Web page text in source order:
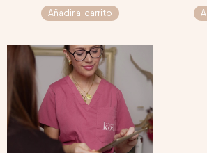
Añadir al carrito